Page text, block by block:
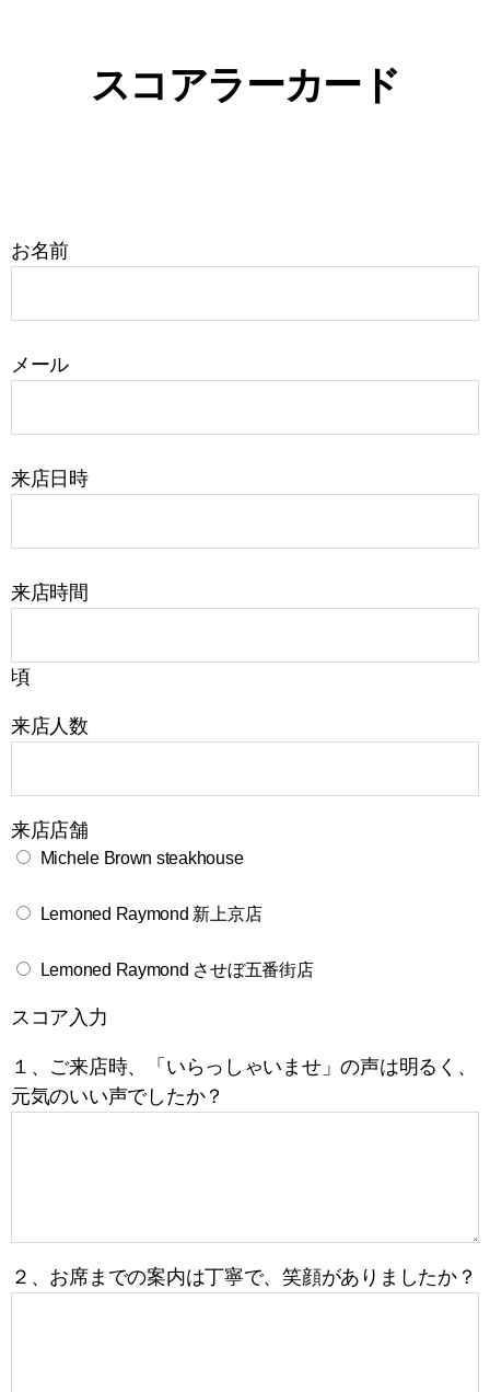
スコアラーカード
お名前
メール
来店日時
来店時間
頃
来店人数
来店店舗
Michele Brown steakhouse
Lemoned Raymond 新上京店
Lemoned Raymond させぼ五番街店
スコア入力
１、ご来店時、「いらっしゃいませ」の声は明るく、
元気のいい声でしたか？
２、お席までの案内は丁寧で、笑顔がありましたか？